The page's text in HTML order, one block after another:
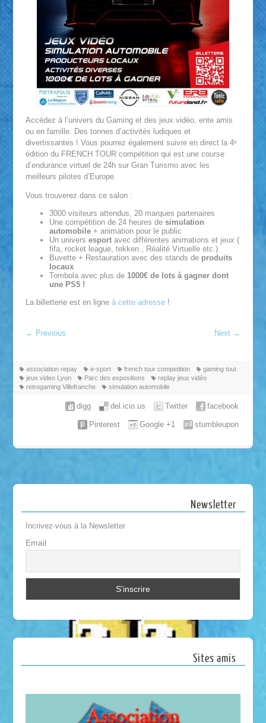
Accédez à l’univers du Gaming et des jeux vidéo, ente amis
ou en famille. Des tonnes d’activités ludiques et
divertissantes ! Vous pourrez également suivre en direct la 4ᵉ
édition du FRENCH TOUR compétition qui est une course
d’endurance virtuel de 24h sur Gran Turismo avec les
meilleurs pilotes d’Europe.
Vous trouverez dans ce salon :
3000 visiteurs attendus, 20 marques partenaires
Une compétition de 24 heures de simulation
automobile+ animation pour le public
Un univers esportavec différentes animations et jeux (
fifa, rocket league, tekken , Réalité Virtuelle etc.)
Buvette + Restauration avec des stands de produits
locaux
Tombola avec plus de 1000€ de lots à gagner dont
une PS5 !
La billetterie est en ligne à cette adresse!
← Previous Next →
association repay e-sport french tour competition
gaming tout
jeux video Lyon
Parc des expositions
replay jeux vidéo
retrogaming Villefranche
simulation automobile
facebook
Twitter
del.icio.us
digg
stumbleupon
Google +1
Pinterest
Newsletter
Incrivez-vous à la Newsletter
Email
Sites amis